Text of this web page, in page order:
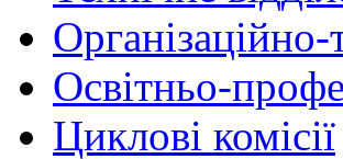
Організаційно-
Освітньо-
Циклові комісії